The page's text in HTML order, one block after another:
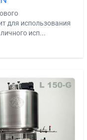
для использования
исп...